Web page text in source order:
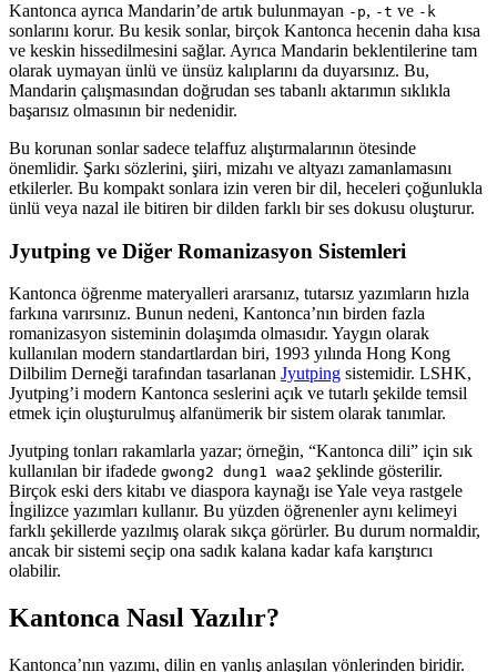
Kantonca ayrıca Mandarin’de artık bulunmayan -p, -t ve -k
sonlarını korur. Bu kesik sonlar, birçok Kantonca hecenin daha kısa
ve keskin hissedilmesini sağlar. Ayrıca Mandarin beklentilerine tam
olarak uymayan ünlü ve ünsüz kalıplarını da duyarsınız. Bu,
Mandarin çalışmasından doğrudan ses tabanlı aktarımın sıklıkla
başarısız olmasının bir nedenidir.
Bu korunan sonlar sadece telaffuz alıştırmalarının ötesinde
önemlidir. Şarkı sözlerini, şiiri, mizahı ve altyazı zamanlamasını
etkilerler. Bu kompakt sonlara izin veren bir dil, heceleri çoğunlukla
ünlü veya nazal ile bitiren bir dilden farklı bir ses dokusu oluşturur.
Jyutping ve Diğer Romanizasyon Sistemleri
Kantonca öğrenme materyalleri ararsanız, tutarsız yazımların hızla
farkına varırsınız. Bunun nedeni, Kantonca’nın birden fazla
romanizasyon sisteminin dolaşımda olmasıdır. Yaygın olarak
kullanılan modern standartlardan biri, 1993 yılında Hong Kong
Dilbilim Derneği tarafından tasarlanan Jyutping sistemidir. LSHK,
Jyutping’i modern Kantonca seslerini açık ve tutarlı şekilde temsil
etmek için oluşturulmuş alfanümerik bir sistem olarak tanımlar.
Jyutping tonları rakamlarla yazar; örneğin, “Kantonca dili” için sık
kullanılan bir ifadede gwong2 dung1 waa2 şeklinde gösterilir.
Birçok eski ders kitabı ve diaspora kaynağı ise Yale veya rastgele
İngilizce yazımları kullanır. Bu yüzden öğrenenler aynı kelimeyi
farklı şekillerde yazılmış olarak sıkça görürler. Bu durum normaldir,
ancak bir sistemi seçip ona sadık kalana kadar kafa karıştırıcı
olabilir.
Kantonca Nasıl Yazılır?
Kantonca’nın yazımı, dilin en yanlış anlaşılan yönlerinden biridir.